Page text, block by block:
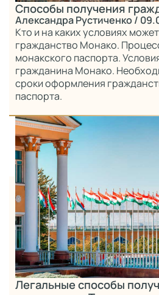
Способы получения
Александра Рустиченко/
Кто и на каких условиях
гражданство Монако.
монакского паспорта.
гражданина Монако.
сроки оформления
паспорта.
Легальные способы